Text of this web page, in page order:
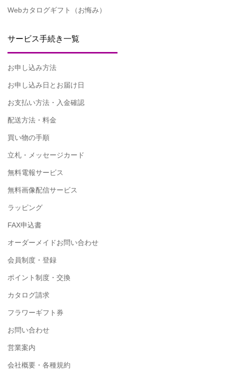
Webカタログギフト（お悔み）
サービス手続き一覧
お申し込み方法
お申し込み日とお届け日
お支払い方法・入金確認
配送方法・料金
買い物の手順
立札・メッセージカード
無料電報サービス
無料画像配信サービス
ラッピング
FAX申込書
オーダーメイドお問い合わせ
会員制度・登録
ポイント制度・交換
カタログ請求
フラワーギフト券
お問い合わせ
営業案内
会社概要・各種規約